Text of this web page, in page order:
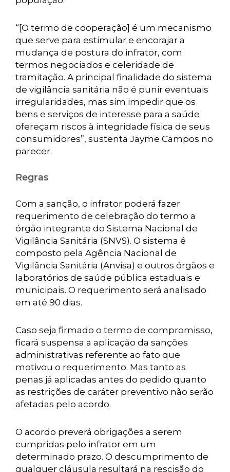
“[O termo de cooperação] é um mecanismo
que serve para estimular e encorajar a
mudança de postura do infrator, com
termos negociados e celeridade de
tramitação. A principal finalidade do sistema
de vigilância sanitária não é punir eventuais
irregularidades, mas sim impedir que os
bens e serviços de interesse para a saúde
ofereçam riscos à integridade física de seus
consumidores”, sustenta Jayme Campos no
parecer.
Regras
Com a sanção, o infrator poderá fazer
requerimento de celebração do termo a
órgão integrante do Sistema Nacional de
Vigilância Sanitária (SNVS). O sistema é
composto pela Agência Nacional de
Vigilância Sanitária (Anvisa) e outros órgãos e
laboratórios de saúde pública estaduais e
municipais. O requerimento será analisado
em até 90 dias.
Caso seja firmado o termo de compromisso,
ficará suspensa a aplicação da sanções
administrativas referente ao fato que
motivou o requerimento. Mas tanto as
penas já aplicadas antes do pedido quanto
as restrições de caráter preventivo não serão
afetadas pelo acordo.
O acordo preverá obrigações a serem
cumpridas pelo infrator em um
determinado prazo. O descumprimento de
qualquer cláusula resultará na rescisão do